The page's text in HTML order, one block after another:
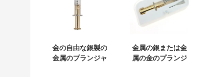
金の自由な銀製の
金属のプランジャ
金属の銀または金
属の金のプランジ